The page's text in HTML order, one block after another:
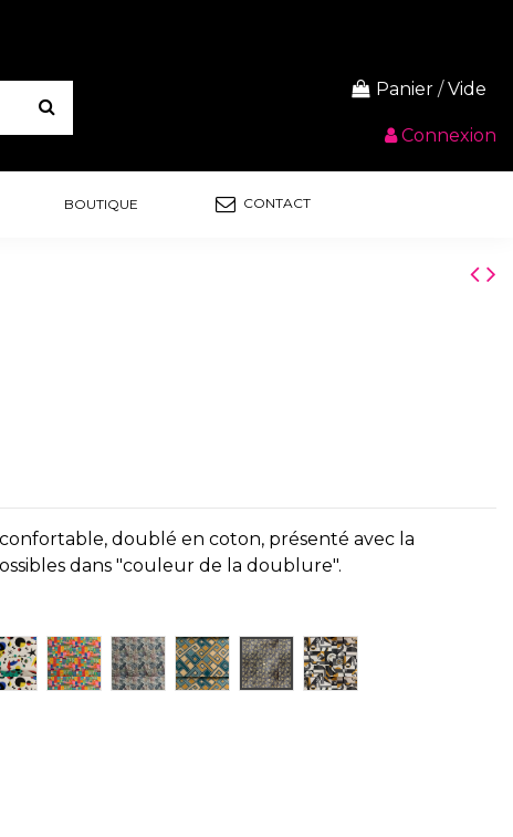
Panier /Vide
Connexion
BOUTIQUE CONTACT
doublé en coton, présenté avec la
dans "couleur de la doublure".
miro façadefleuri pastelCeladonGinko Retro